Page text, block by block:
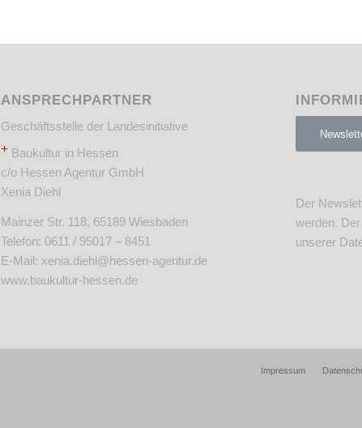
ANSPRECHPARTNER
Geschäftsstelle der Landesinitiative
+Baukultur in Hessen
c/o Hessen Agentur GmbH
Xenia Diehl
Mainzer Str. 118, 65189 Wiesbaden
Telefon: 0611 / 95017 – 8451
E-Mail: xenia.diehl@hessen-agentur.de
www.baukultur-hessen.de
Der
werden.
unserer
Impressum